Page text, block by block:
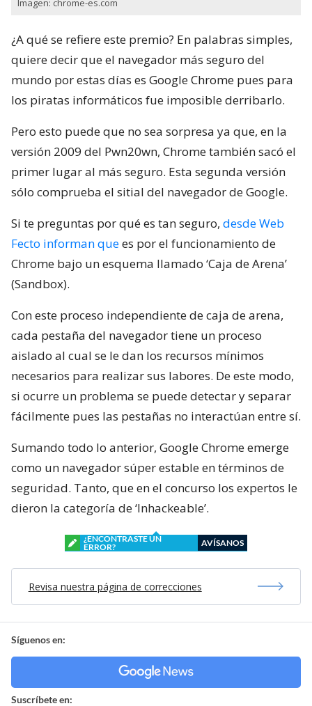
Imagen: chrome-es.com
¿A qué se refiere este premio? En palabras simples,
quiere decir que el navegador más seguro del
mundo por estas días es Google Chrome pues para
los piratas informáticos fue imposible derribarlo.
Pero esto puede que no sea sorpresa ya que, en la
versión 2009 del Pwn20wn, Chrome también sacó el
primer lugar al más seguro. Esta segunda versión
sólo comprueba el sitial del navegador de Google.
Si te preguntas por qué es tan seguro, desde Web
Fecto informan quees por el funcionamiento de
Chrome bajo un esquema llamado ‘Caja de Arena’
(Sandbox).
Con este proceso independiente de caja de arena,
cada pestaña del navegador tiene un proceso
aislado al cual se le dan los recursos mínimos
necesarios para realizar sus labores. De este modo,
si ocurre un problema se puede detectar y separar
fácilmente pues las pestañas no interactúan entre sí.
Sumando todo lo anterior, Google Chrome emerge
como un navegador súper estable en términos de
seguridad. Tanto, que en el concurso los expertos le
dieron la categoría de ‘Inhackeable’.
¿ENCONTRASTE UN
ERROR?
AVÍSANOS
Revisa nuestra página de correcciones
Síguenos en:
Suscríbete en: